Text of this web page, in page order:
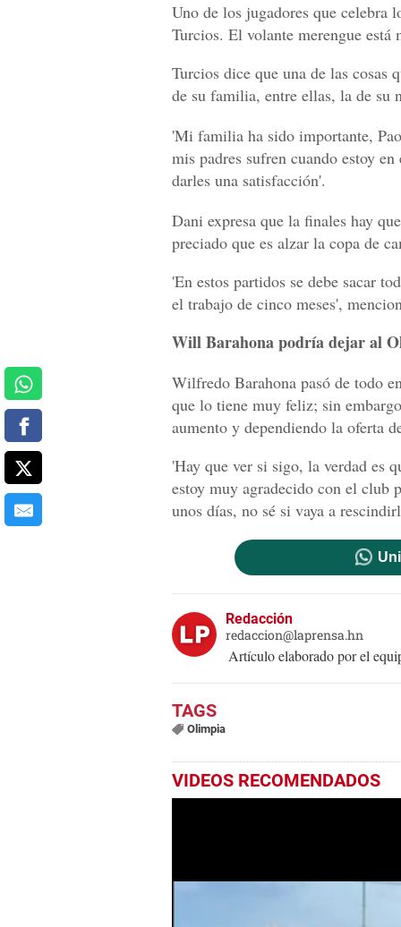
Uno de los jugadores que celebra
Turcios. El volante merengue
Turcios dice que una de las cosas
de su familia, entre ellas, la de su
'Mi familia ha sido importante,
mis padres sufren cuando estoy
darles una satisfacción'.
Dani expresa que la finales hay
preciado que es alzar la copa de
'En estos partidos se debe sacar
el trabajo de cinco meses',
Will Barahona podría dejar al
Wilfredo Barahona pasó de todo
que lo tiene muy feliz; sin
aumento y dependiendo la oferta
'Hay que ver si sigo, la verdad es
estoy muy agradecido con el club
unos días, no sé si vaya a
Redacción
redaccion@laprensa.hn
Artículo elaborado por el
Olimpia
VIDEOS RECOMENDADOS